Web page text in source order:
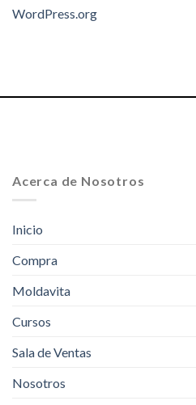
WordPress.org
Acerca de Nosotros
Inicio
Compra
Moldavita
Cursos
Sala de Ventas
Nosotros